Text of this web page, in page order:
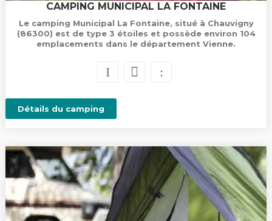
CAMPING MUNICIPAL LA FONTAINE
Le camping Municipal La Fontaine, situé à Chauvigny
(86300) est de type 3 étoiles et possède environ 104
emplacements dans le département Vienne.
Détails du camping